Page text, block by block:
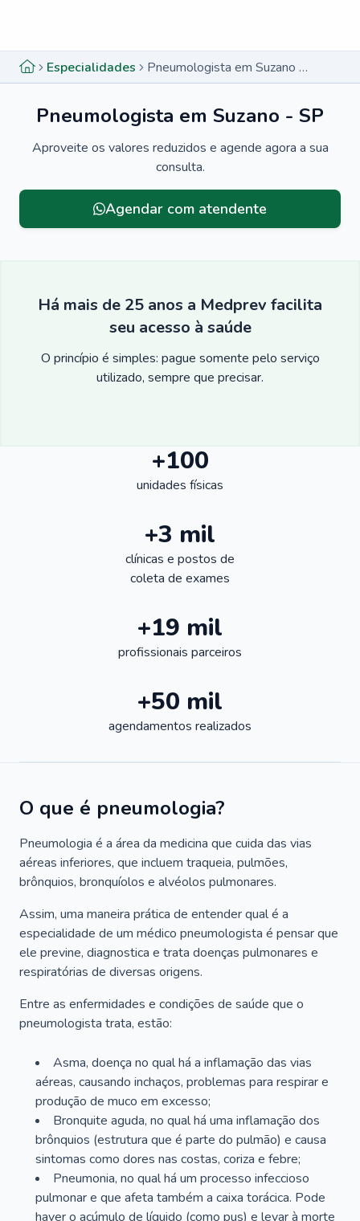
Especialidades Pneumologista em Suzano - SP
Pneumologista em Suzano - SP
Aproveite os valores reduzidos e agende agora a sua
consulta.
Agendar com atendente
Há mais de 25 anos a Medprev facilita
seu acesso à saúde
O princípio é simples: pague somente pelo serviço
utilizado, sempre que precisar.
+100
unidades físicas
+3 mil
clínicas e postos de
coleta de exames
+19 mil
profissionais parceiros
+50 mil
agendamentos realizados
O que é pneumologia?
Pneumologia é a área da medicina que cuida das vias
aéreas inferiores, que incluem traqueia, pulmões,
brônquios, bronquíolos e alvéolos pulmonares.
Assim, uma maneira prática de entender qual é a
especialidade de um médico pneumologista é pensar que
ele previne, diagnostica e trata doenças pulmonares e
respiratórias de diversas origens.
Entre as enfermidades e condições de saúde que o
pneumologista trata, estão:
Asma, doença no qual há a inflamação das vias
aéreas, causando inchaços, problemas para respirar e
produção de muco em excesso;
Bronquite aguda, no qual há uma inflamação dos
brônquios (estrutura que é parte do pulmão) e causa
sintomas como dores nas costas, coriza e febre;
Pneumonia, no qual há um processo infeccioso
pulmonar e que afeta também a caixa torácica. Pode
haver o acúmulo de líquido (como pus) e levar à morte